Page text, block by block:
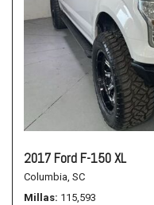
2017 Ford F-150 XL
Columbia, SC
Millas 115,593